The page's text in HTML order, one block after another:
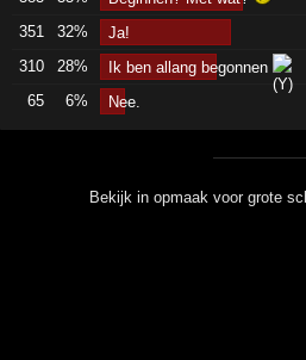
351
32%
Ja!
310
28%
Ik ben allang begonnen
65
6% Nee.
Bekijk in opmaak voor grote